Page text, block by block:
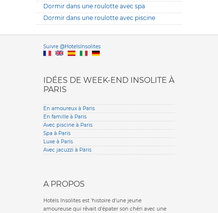
Dormir dans une roulotte avec spa
Dormir dans une roulotte avec piscine
Suivre @HotelsInsolitesVersione
IDÉES DE WEEK-END INSOLITE À
PARIS
En amoureux à Paris
En famille à Paris
Avec piscine à Paris
Spa à Paris
Luxe à Paris
Avec jacuzzi à Paris
A PROPOS
Hotels Insolites est 'histoire d'une jeune
amoureuse qui rêvait d'épater son chéri avec une